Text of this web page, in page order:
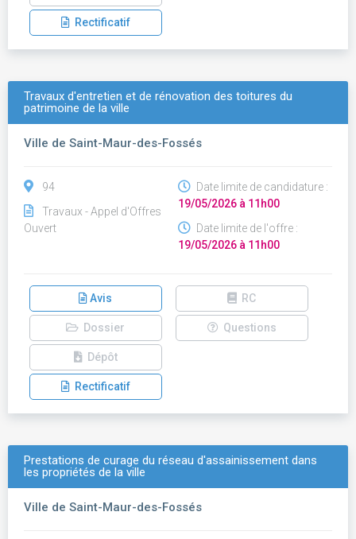
Rectificatif
Travaux d'entretien et de rénovation des toitures du
patrimoine de la ville
Ville de Saint-Maur-des-Fossés
94
Travaux - Appel d'Offres
Ouvert
Date limite de candidature :
19/05/2026 à 11h00
Date limite de l'offre :
19/05/2026 à 11h00
Avis RC
Dossier Questions
Dépôt
Rectificatif
Prestations de curage du réseau d'assainissement dans
les propriétés de la ville
Ville de Saint-Maur-des-Fossés